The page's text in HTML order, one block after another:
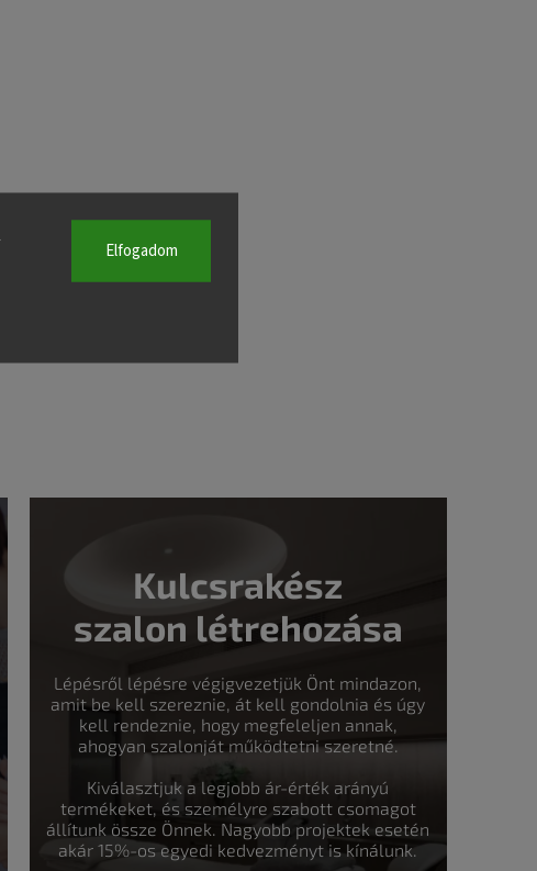
Elfogadom
Kulcsrakész
szalon létrehozása
Lépésről lépésre végigvezetjük Önt mindazon,
amit be kell szereznie, át kell gondolnia és úgy
kell rendeznie, hogy megfeleljen annak,
ahogyan szalonját működtetni szeretné.
Kiválasztjuk a legjobb ár-érték arányú
termékeket, és személyre szabott csomagot
állítunk össze Önnek. Nagyobb projektek esetén
akár 15%-os egyedi kedvezményt is kínálunk.